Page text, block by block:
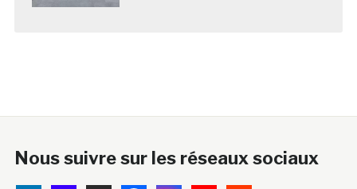
Nous suivre sur les réseaux sociaux